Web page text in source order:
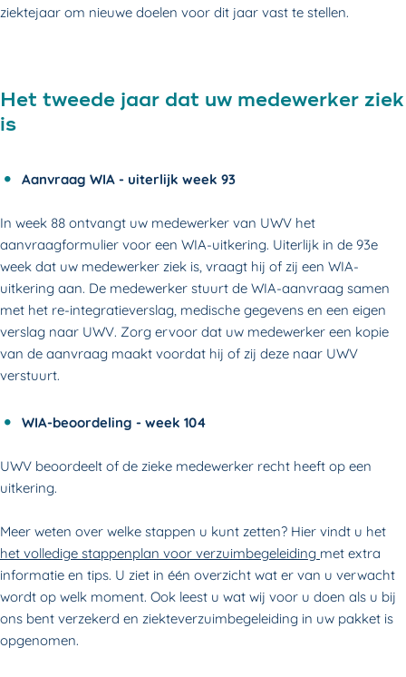
ziektejaar om nieuwe doelen voor dit jaar vast te stellen.
Het tweede jaar dat uw medewerker ziek
is
Aanvraag WIA - uiterlijk week 93
In week 88 ontvangt uw medewerker van UWV het
aanvraagformulier voor een WIA-uitkering. Uiterlijk in de 93e
week dat uw medewerker ziek is, vraagt hij of zij een WIA-
uitkering aan. De medewerker stuurt de WIA-aanvraag samen
met het re-integratieverslag, medische gegevens en een eigen
verslag naar UWV. Zorg ervoor dat uw medewerker een kopie
van de aanvraag maakt voordat hij of zij deze naar UWV
verstuurt.
WIA-beoordeling - week 104
UWV beoordeelt of de zieke medewerker recht heeft op een
uitkering.
Meer weten over welke stappen u kunt zetten? Hier vindt u het
het volledige stappenplan voor verzuimbegeleiding met extra
informatie en tips. U ziet in één overzicht wat er van u verwacht
wordt op welk moment. Ook leest u wat wij voor u doen als u bij
ons bent verzekerd en ziekteverzuimbegeleiding in uw pakket is
opgenomen.